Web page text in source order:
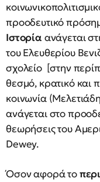
προοδευτικό
Ιστορία ανάγεται
του Ελευθερίου
σχολείο [στην
θεσμό, κρατικό και
κοινωνία
ανάγεται στο
θεωρήσεις του
Dewey.
Όσον αφορά το